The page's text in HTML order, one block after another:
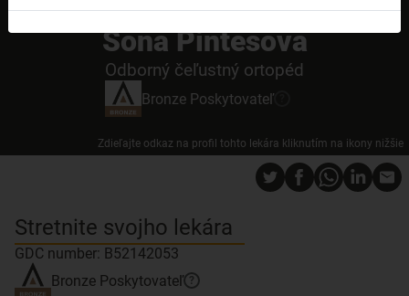
Sona Pintesova
Odborný čeľustný ortopéd
Bronze Poskytovateľ
Zdieľajte odkaz na profil tohto lekára kliknutím na ikony nižšie
Stretnite svojho lekára
GDC number: B52142053
Bronze Poskytovateľ ?